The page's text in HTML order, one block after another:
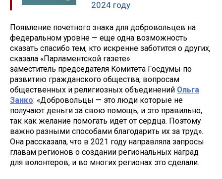
2024 году
Появление почетного знака для добровольцев на
федеральном уровне — еще одна возможность
сказать спасибо тем, кто искренне заботится о других,
сказала «Парламентской газете»
заместитель председателя Комитета Госдумы по
развитию гражданского общества, вопросам
общественных и религиозных объединений Ольга
Занко: «Добровольцы — это люди которые не
получают деньги за свою помощь, и это правильно,
так как желание помогать идет от сердца. Поэтому
важно разными способами благодарить их за труд».
Она рассказала, что в 2021 году направляла запросы
главам регионов о создании региональных наград
для волонтеров, и во многих регионах это сделали.